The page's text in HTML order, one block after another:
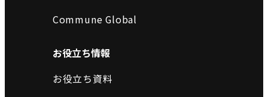
Commune Global
お役立ち情報
お役立ち資料